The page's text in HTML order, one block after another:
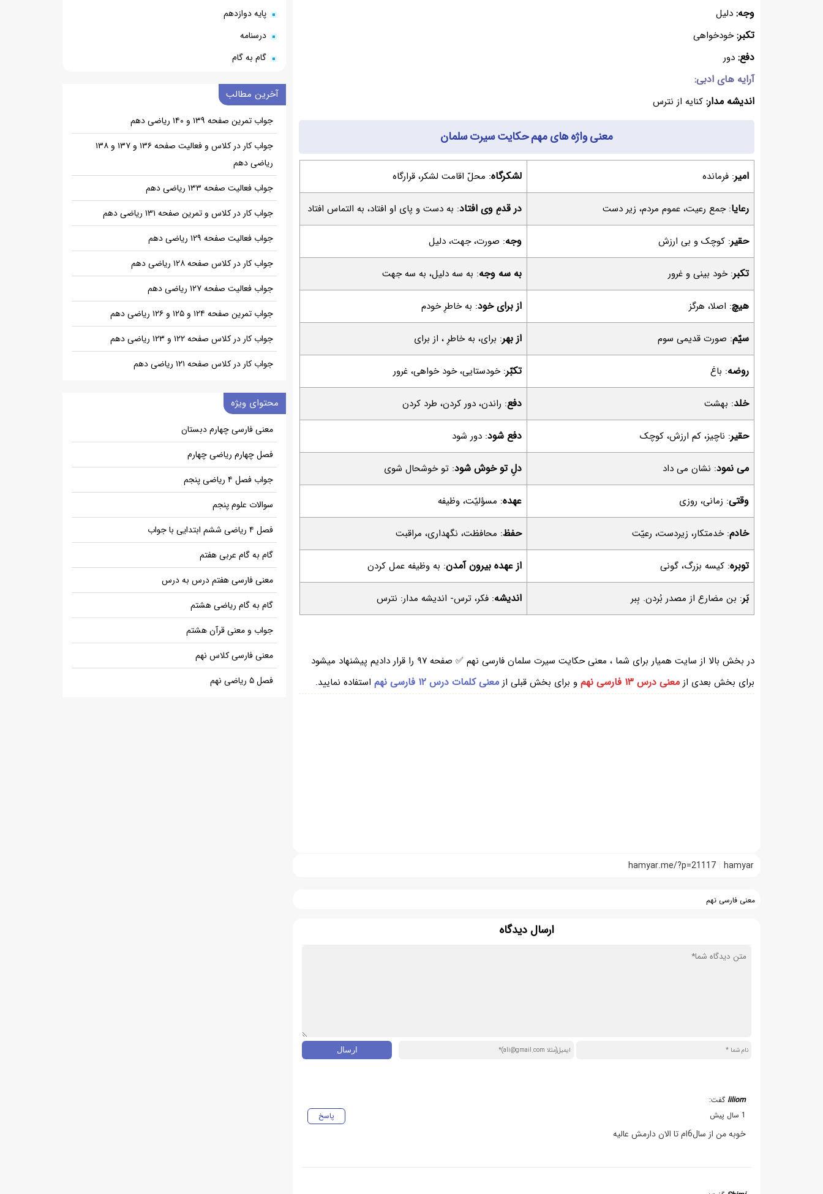
وجه: دلیل
تکبر:خودخواهی
دفع: دور
آرایه های ادبی:
اندیشه مدار: کنایه از نترس
معنی واژه های مهم حکایت سیرت سلمان
امیر: فرمانده لشکرگاه: محلّ اقامت لشکر، قرارگاه
رعایا: جمع رعیت، عموم مردم، زیر دست در قدمِ وی افتاد: به دست و پای او افتاد، به التماس افتاد
حقیر: کوچک و بی ارزش وجه: صورت، جهت، دلیل
تکبر: خود بینی و غرور به سه وجه: به سه دلیل، به سه جهت
هیچ: اصلا، هرگز از برای خود: به خاطرِ خودم
سیّم: صورت قدیمی سوم از بهر: برای، به خاطرِ ، از برای
روضه: باغ تکبّر: خودستایی، خود خواهی، غرور
خلد: بهشت دفع: راندن، دور کردن، طرد کردن
حقیر: ناچیز، کم ارزش، کوچک دفع شود: دور شود
می نمود: نشان می داد دلِ تو خوش شود: تو خوشحال شوی
وقتی: زمانی، روزی عهده: مسؤلیّت، وظیفه
خادم: خدمتکار، زیردست، رعیّت حفظ: محافظت، نگهداری، مراقبت
توبره: کیسه بزرگ، گونی از عهده بیرون آمدن: به وظیفه عمل کردن
بَر: بن مضارع از مصدر بُردن. بِبر اندیشه: فکر، ترس- اندیشه مدار: نترس
در بخش بالا از سایت همیار برای شما ، معنی حکایت سیرت سلمان فارسی نهم ✅ صفحه ۹۷ را قرار دادیم پیشنهاد میشود
برای بخش بعدی از معنی درس ۱۳ فارسی نهم و برای بخش قبلی از معنی کلمات درس ۱۲ فارسی نهم استفاده نمایید.
hamyar
hamyar.me/?p=21117
معنی فارسی نهم
ارسال دیدگاه
liliom گفت:
پاسخ
1 سال پیش
خوبه من از سال6ام تا الان دارمش عالیه
پایه دوازدهم
درسنامه
گام به گام
آخرین مطالب
جواب تمرین صفحه ۱۳۹ و ۱۴۰ ریاضی دهم
جواب کار در کلاس و فعالیت صفحه ۱۳۶ و ۱۳۷ و ۱۳۸
ریاضی دهم
جواب فعالیت صفحه ۱۳۳ ریاضی دهم
جواب کار در کلاس و تمرین صفحه ۱۳۱ ریاضی دهم
جواب فعالیت صفحه ۱۲۹ ریاضی دهم
جواب کار در کلاس صفحه ۱۲۸ ریاضی دهم
جواب فعالیت صفحه ۱۲۷ ریاضی دهم
جواب تمرین صفحه ۱۲۴ و ۱۲۵ و ۱۲۶ ریاضی دهم
جواب کار در کلاس صفحه ۱۲۲ و ۱۲۳ ریاضی دهم
جواب کار در کلاس صفحه ۱۲۱ ریاضی دهم
محتوای ویژه
معنی فارسی چهارم دبستان
فصل چهارم ریاضی چهارم
جواب فصل ۴ ریاضی پنجم
سوالات علوم پنجم
فصل ۴ ریاضی ششم ابتدایی با جواب
گام به گام عربی هفتم
معنی فارسی هفتم درس به درس
گام به گام ریاضی هشتم
جواب و معنی قرآن هشتم
معنی فارسی کلاس نهم
فصل ۵ ریاضی نهم